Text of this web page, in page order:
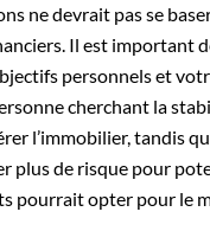
ne devrait pas se
Il est important
personnels et
cherchant la
l’immobilier, tandis
plus de risque pour
pourrait opter pour le